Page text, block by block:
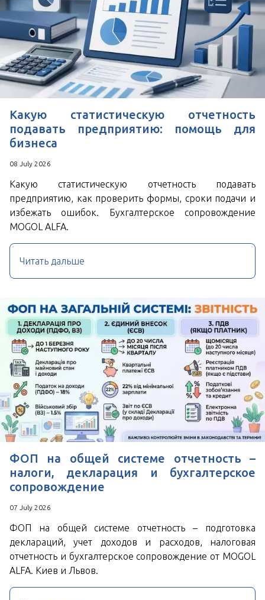
Поля, отмеченные знаком
обязательны к
заполнению
Нажимая кнопку Отправить Вы соглашаетесь с
Пользовательским соглашением
Какую статистическую отчетность
подавать предприятию: помощь для
бизнеса
08 July 2026
Какую статистическую отчетность подавать
предприятию, как проверить формы, сроки подачи и
избежать ошибок. Бухгалтерское сопровождение
MOGOL ALFA.
Читать дальше
ФОП на общей системе отчетность –
налоги, декларация и бухгалтерское
сопровождение
07 July 2026
ФОП на общей системе отчетность – подготовка
деклараций, учет доходов и расходов, налоговая
отчетность и бухгалтерское сопровождение от MOGOL
ALFA. Киев и Львов.